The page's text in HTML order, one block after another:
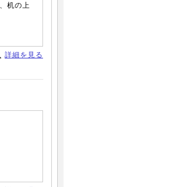
机の上
詳細を見る